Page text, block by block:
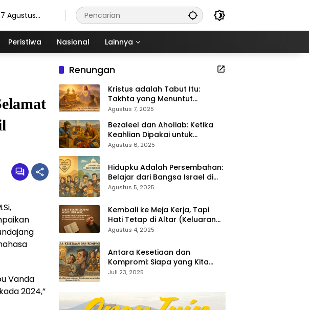
Agustus
Peristiwa Nasional Lainnya
Vanda
2024,”
Renungan
Kristus adalah Tabut Itu:
Takhta yang Menuntut
Kekudusan (Keluaran 37:1–9)
Agustus 7, 2025
Bezaleel dan Aholiab: Ketika
Keahlian Dipakai untuk
Kemuliaan Tuhan (Keluaran
Agustus 6, 2025
Hidupku Adalah Persembahan:
Belajar dari Bangsa Israel di
Padang Gurun (Keluaran 35:4–
Agustus 5, 2025
Kembali ke Meja Kerja, Tapi
Hati Tetap di Altar (Keluaran
35:1-5)
Agustus 4, 2025
Antara Kesetiaan dan
Kompromi: Siapa yang Kita
Sembah? (Keluaran 34:14–15)
Juli 23, 2025